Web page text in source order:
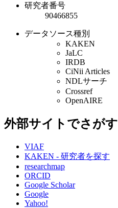
研究者番号
90466855
データソース種別
KAKEN
JaLC
IRDB
CiNii Articles
NDLサーチ
Crossref
OpenAIRE
外部サイトでさがす
VIAF
KAKEN - 研究者を探す
researchmap
ORCID
Google Scholar
Google
Yahoo!